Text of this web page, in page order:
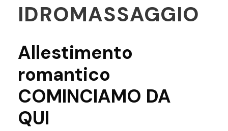
IDROMASSAGGIO
Allestimento
romantico
COMINCIAMO DA
QUI